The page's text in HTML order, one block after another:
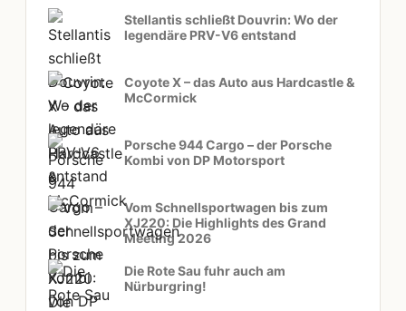
Stellantis schließt Douvrin: Wo der
legendäre PRV-V6 entstand
Coyote X – das Auto aus Hardcastle &
McCormick
Porsche 944 Cargo – der Porsche
Kombi von DP Motorsport
Vom Schnellsportwagen bis zum
XJ220: Die Highlights des Grand
Meeting 2026
Die Rote Sau fuhr auch am
Nürburgring!